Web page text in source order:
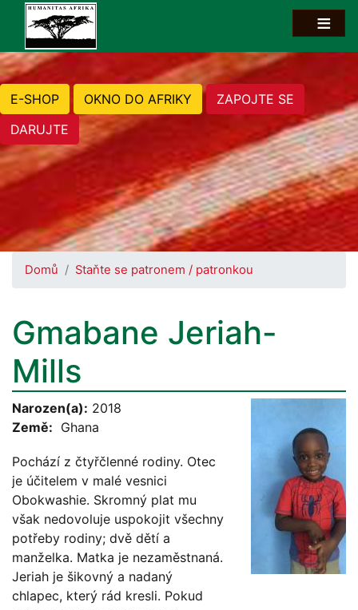
E-SHOP OKNO DO AFRIKY
ZAPOJTE SE
DARUJTE
Domů Staňte se patronem / patronkou
Gmabane Jeriah-
Mills
Narozen(a): 2018
Země: Ghana
Pochází z čtyřčlenné rodiny. Otec
je účitelem v malé vesnici
Obokwashie. Skromný plat mu
však nedovoluje uspokojit všechny
potřeby rodiny; dvě dětí a
manželka. Matka je nezaměstnaná.
Jeriah je šikovný a nadaný
chlapec, který rád kresli. Pokud